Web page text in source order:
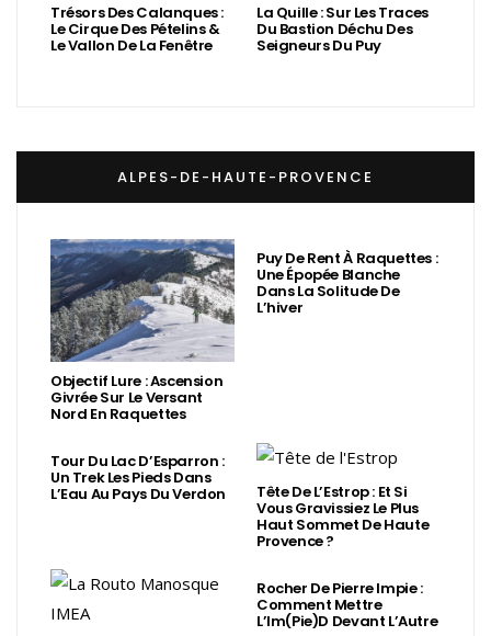
Trésors Des Calanques :
Le Cirque Des Pételins &
Le Vallon De La Fenêtre
La Quille : Sur Les Traces
Du Bastion Déchu Des
Seigneurs Du Puy
ALPES-DE-HAUTE-PROVENCE
Objectif Lure : Ascension
Givrée Sur Le Versant
Nord En Raquettes
Puy De Rent À Raquettes :
Une Épopée Blanche
Dans La Solitude De
L’hiver
Tour Du Lac D’Esparron :
Un Trek Les Pieds Dans
L’Eau Au Pays Du Verdon Tête De L’Estrop : Et Si
Vous Gravissiez Le Plus
Haut Sommet De Haute
Provence ?
Rocher De Pierre Impie :
Comment Mettre
L’Im(Pie)d Devant L’Autre